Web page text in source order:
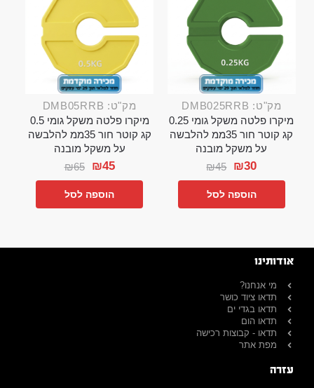
מק"ט: DMB025RRB
מיקרו פלטה משקל גומי 0.25
קג קוטר חור 35ממ להלבשה
על משקל מובנה
₪45 ₪30
הוספה לסל
מק"ט: DMB05RRB
מיקרו פלטה משקל גומי 0.5
קג קוטר חור 35ממ להלבשה
על משקל מובנה
₪65 ₪45
הוספה לסל
אודותינו
מי אנחנו?
תדאו ציוד כושר
תדאו בגדי ים
תדאו הום
תדאו - קבוצות רכישה
מפת אתר
עזרה